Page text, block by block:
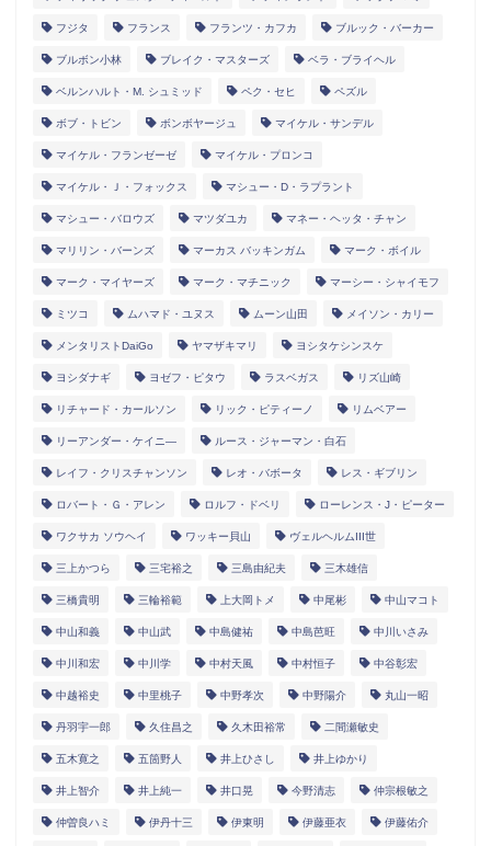
フジタ フランス フランツ・カフカ ブルック・バーカー
ブルボン小林 ブレイク・マスターズ ベラ・ブライヘル
ベルンハルト・M. シュミッド ペク・セヒ ペズル
ボブ・トビン ボンボヤージュ マイケル・サンデル
マイケル・フランゼーゼ マイケル・プロンコ
マイケル・Ｊ・フォックス マシュー・D・ラプラント
マシュー・バロウズ マツダユカ マネー・ヘッタ・チャン
マリリン・バーンズ マーカス バッキンガム マーク・ボイル
マーク・マイヤーズ マーク・マチニック マーシー・シャイモフ
ミツコ ムハマド・ユヌス ムーン山田 メイソン・カリー
メンタリストDaiGo ヤマザキマリ ヨシタケシンスケ
ヨシダナギ ヨゼフ・ピタウ ラスベガス リズ山崎
リチャード・カールソン リック・ピティーノ リムベアー
リーアンダー・ケイニ― ルース・ジャーマン・白石
レイフ・クリスチャンソン レオ・バボータ レス・ギブリン
ロバート・Ｇ・アレン ロルフ・ドベリ ローレンス・J・ピーター
ワクサカ ソウヘイ ワッキー貝山 ヴェルヘルムIII世
三上かつら 三宅裕之 三島由紀夫 三木雄信
三橋貴明 三輪裕範 上大岡トメ 中尾彬 中山マコト
中山和義 中山武 中島健祐 中島芭旺 中川いさみ
中川和宏 中川学 中村天風 中村恒子 中谷彰宏
中越裕史 中里桃子 中野孝次 中野陽介 丸山一昭
丹羽宇一郎 久住昌之 久木田裕常 二間瀬敏史
五木寛之 五箇野人 井上ひさし 井上ゆかり
井上智介 井上純一 井口晃 今野清志 仲宗根敏之
仲曽良ハミ 伊丹十三 伊東明 伊藤亜衣 伊藤佑介